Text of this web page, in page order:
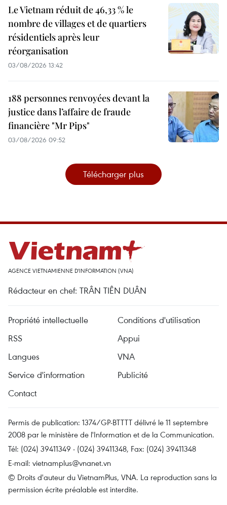
Le Vietnam réduit de 46,33 % le
nombre de villages et de quartiers
résidentiels après leur
réorganisation
03/08/2026 13:42
188 personnes renvoyées devant la
justice dans l’affaire de fraude
financière "Mr Pips"
03/08/2026 09:52
Télécharger plus
AGENCE VIETNAMIENNE D'INFORMATION (VNA)
Rédacteur en chef: TRÂN TIÊN DUÂN
Propriété intellectuelle
Conditions d'utilisation
RSS
Appui
Langues
VNA
Service d'information
Publicité
Contact
Permis de publication: 1374/GP-BTTTT délivré le 11 septembre
2008 par le ministère de l'Information et de la Communication.
Tél: (024) 39411349 - (024) 39411348, Fax: (024) 39411348
E-mail: vietnamplus@vnanet.vn
© Droits d'auteur du VietnamPlus, VNA. La reproduction sans la
permission écrite préalable est interdite.